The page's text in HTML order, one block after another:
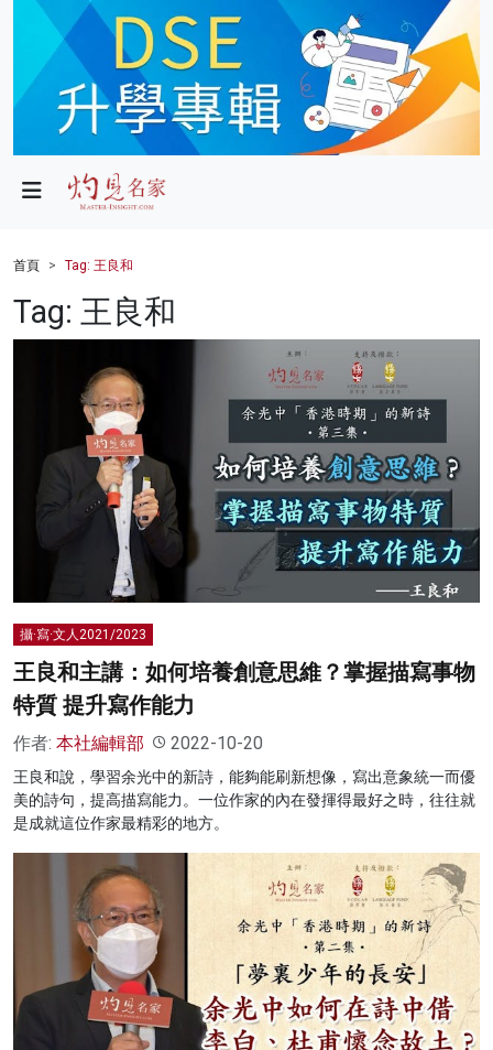
政局
財經
健康
影片
首頁 Tag: 王良和
Tag: 王良和
攝·寫·文人2021/2023
王良和主講：如何培養創意思維？掌握描寫事物
特質 提升寫作能力
作者: 本社編輯部 2022-10-20
王良和說，學習余光中的新詩，能夠能刷新想像，寫出意象統一而優
美的詩句，提高描寫能力。一位作家的內在發揮得最好之時，往往就
是成就這位作家最精彩的地方。